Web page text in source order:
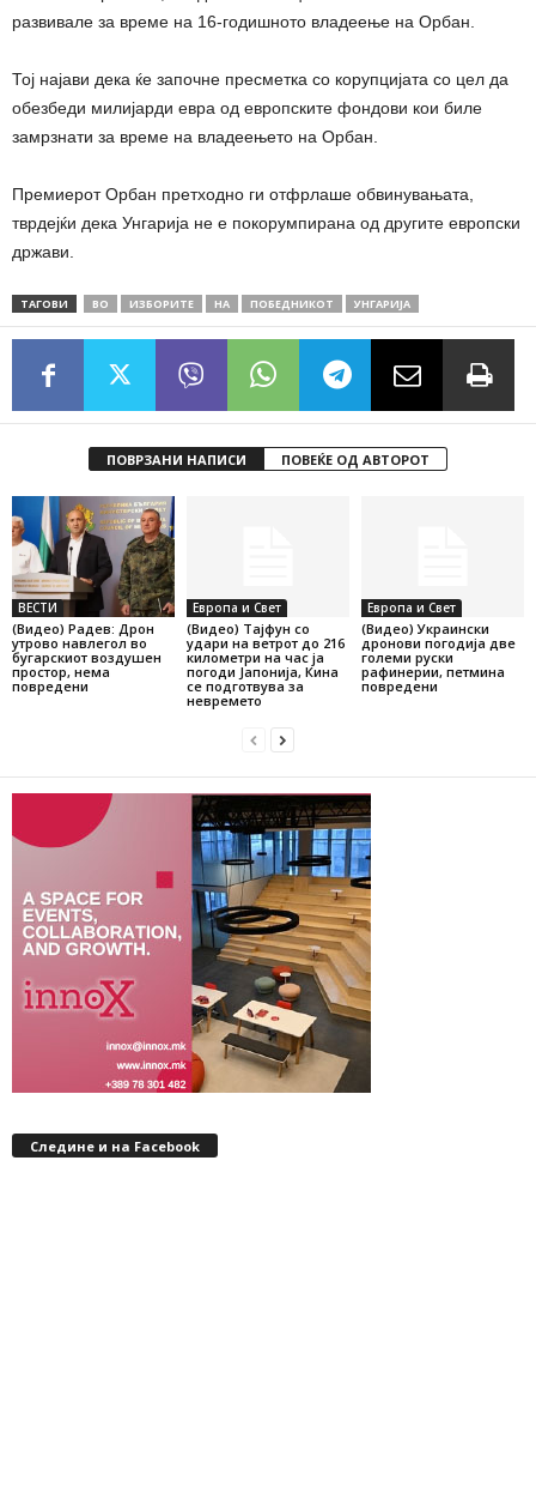
развивале за време на 16-годишното владеење на Орбан.
Тој најави дека ќе започне пресметка со корупцијата со цел да
обезбеди милијарди евра од европските фондови кои биле
замрзнати за време на владеењето на Орбан.
Премиерот Орбан претходно ги отфрлаше обвинувањата,
тврдејќи дека Унгарија не е покорумпирана од другите европски
држави.
ТАГОВИ ВО ИЗБОРИТЕ НА ПОБЕДНИКОТ УНГАРИЈА
ПОВРЗАНИ НАПИСИ ПОВЕЌЕ ОД АВТОРОТ
ВЕСТИ
(Видео) Радев: Дрон
утрово навлегол во
бугарскиот воздушен
простор, нема
повредени
Европа и Свет
(Видео) Тајфун со
удари на ветрот до 216
километри на час ја
погоди Јапонија, Кина
се подготвува за
невремето
Европа и Свет
(Видео) Украински
дронови погодија две
големи руски
рафинерии, петмина
повредени
Следине и на Facebook